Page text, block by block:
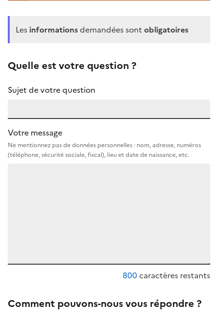
Les informationsdemandées sont obligatoires
Quelle est votre question ?
Sujet de votre question
Votre message
Ne mentionnez pas de données personnelles : nom, adresse, numéros
(téléphone, sécurité sociale, fiscal), lieu et date de naissance, etc.
800 caractères restants
Comment pouvons-nous vous répondre ?